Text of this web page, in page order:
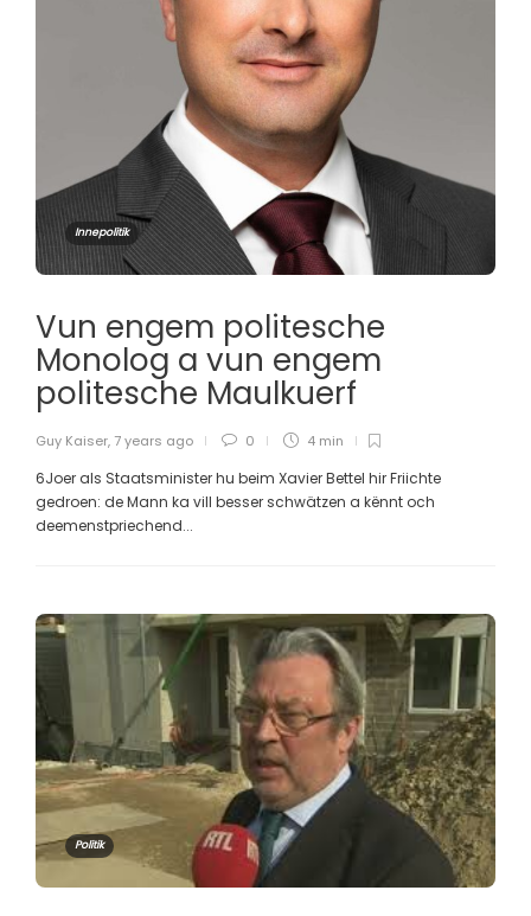
Innepolitik
Vun engem politesche
Monolog a vun engem
politesche Maulkuerf
Guy Kaiser, 7 years ago 0 4 min
6Joer als Staatsminister hu beim Xavier Bettel hir Friichte
gedroen: de Mann ka vill besser schwätzen a kënnt och
deemenstpriechend...
Politik